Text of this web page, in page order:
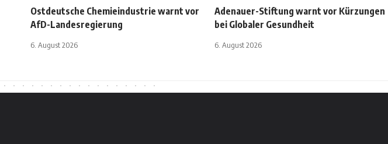
Ostdeutsche Chemieindustrie warnt vor
AfD-Landesregierung
6. August 2026
Adenauer-Stiftung warnt vor Kürzungen
bei Globaler Gesundheit
6. August 2026